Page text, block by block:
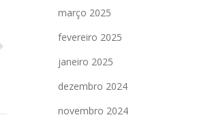
março 2025
fevereiro 2025
janeiro 2025
dezembro 2024
novembro 2024